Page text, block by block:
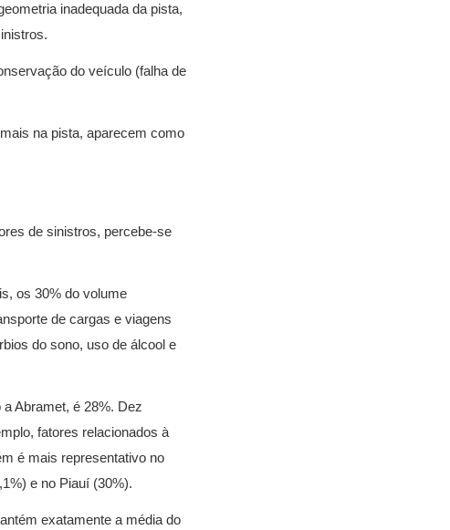
inadequada da pista,
do veículo (falha de
na pista, aparecem como
de sinistros, percebe-se
os 30% do volume
de cargas e viagens
do sono, uso de álcool e
Abramet, é 28%. Dez
fatores relacionados à
é mais representativo no
e no Piauí (30%).
exatamente a média do